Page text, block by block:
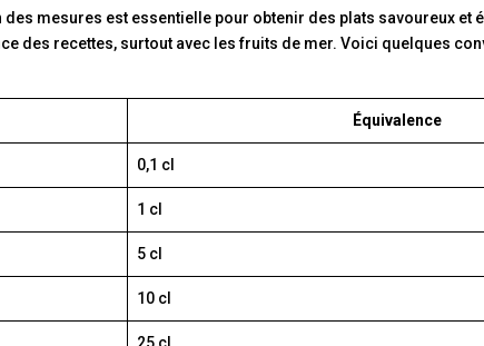
des mesures est essentielle pour obtenir des plats savoureux et
des recettes, surtout avec les fruits de mer. Voici quelques
Équivalence
0,1 cl
1 cl
5 cl
10 cl